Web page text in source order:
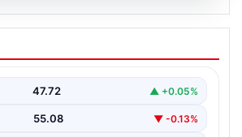
operasyon. 12
alındı
Alındı", "content": "İstanbul'un
Avcılar'da…
47.72 ▲ +0.05%
55.08 ▼ -0.13%